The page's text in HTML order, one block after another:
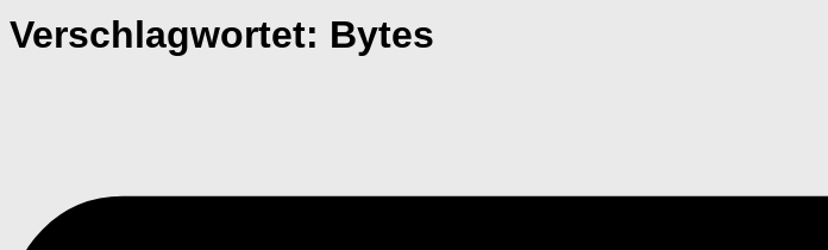
Verschlagwortet: Bytes